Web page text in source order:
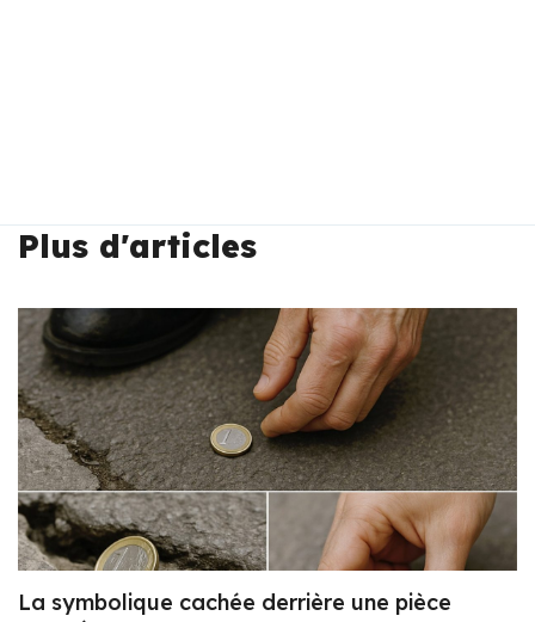
Plus d'articles
La symbolique cachée derrière une pièce